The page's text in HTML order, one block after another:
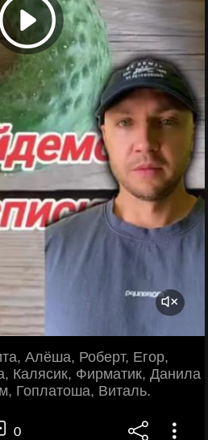
Алёша, Роберт, Егор,
Фирматик, Данила
Гоплатоша, Виталь.
0